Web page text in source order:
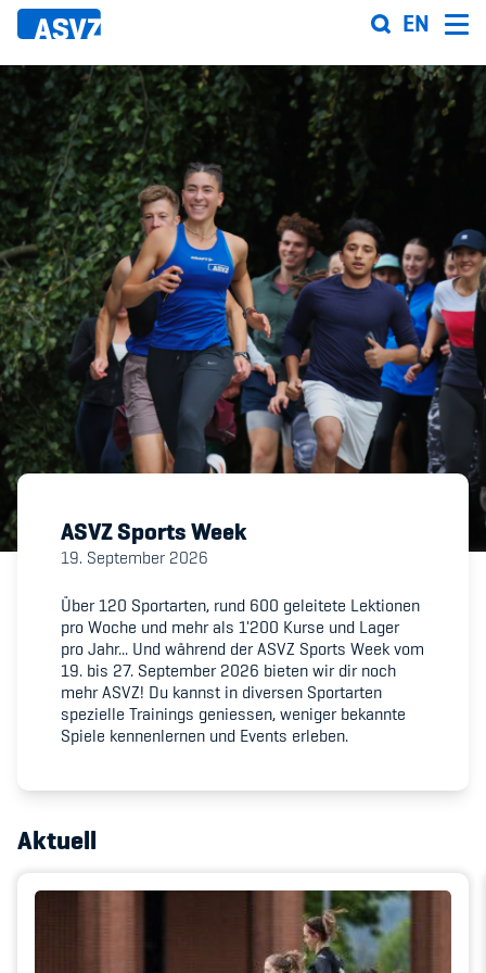
Direkt
zum
EN
Sportfahrplan
Sportarten
Sportanlagen
Events
ASVZ@home
Member's Manual / FAQ
Fairplay
Teilnahmeberechtigung
Academy
Blog
Diversität & Inklusion
ASVZ Sports Week
19. September 2026
Über 120 Sportarten, rund 600 geleitete Lektionen
pro Woche und mehr als 1'200 Kurse und Lager
pro Jahr... Und während der ASVZ Sports Week vom
19. bis 27. September 2026 bieten wir dir noch
mehr ASVZ! Du kannst in diversen Sportarten
spezielle Trainings geniessen, weniger bekannte
Spiele kennenlernen und Events erleben.
Aktuell